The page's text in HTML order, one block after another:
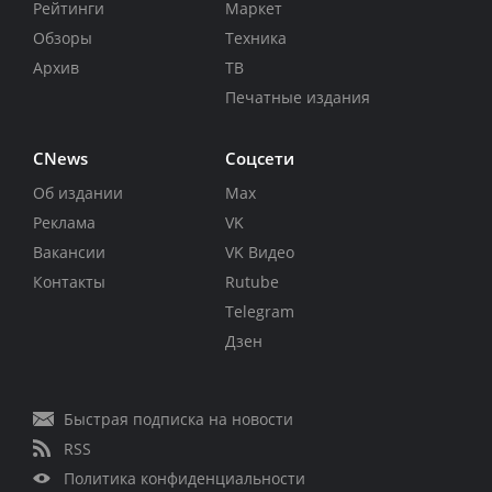
Рейтинги
Обзоры
Архив
Маркет
Техника
ТВ
Печатные издания
CNews
Об издании
Реклама
Вакансии
Контакты
Соцсети
Max
VK
VK Видео
Rutube
Telegram
Дзен
Быстрая подписка на новости
RSS
Политика конфиденциальности